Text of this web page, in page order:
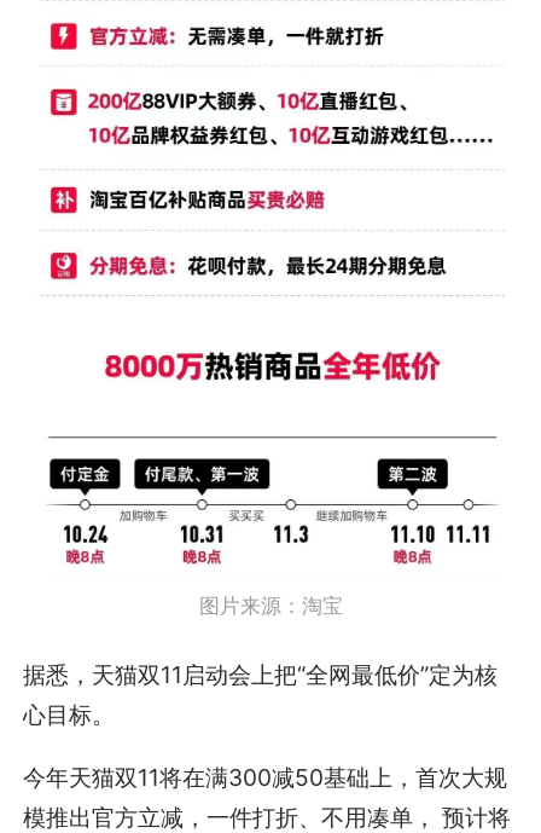
图片来源：淘宝
据悉，天猫双11启动会上把“全网最低价”定为核
心目标。
今年天猫双11将在满300减50基础上，首次大规
模推出官方立减，一件打折、不用凑单， 预计将